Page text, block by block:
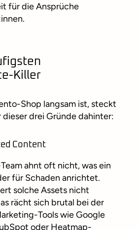
für die Ansprüche
Killer
Shop langsam ist, steckt
drei Gründe dahinter:
Content
ahnt oft nicht, was ein
für Schaden anrichtet.
solche Assets nicht
rächt sich brutal bei der
Tools wie Google
oder Heatmap-